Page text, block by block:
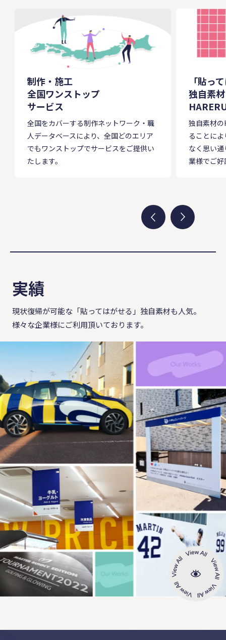
制作・施工
全国ワンストップ
サービス
全国をカバーする制作ネットワーク・職
人データベースにより、全国どのエリア
でもワンストップでサービスをご提供い
たします。
「貼っ
独自素材
独自素材の
ることに
なく思い
業様でご
実績
現状復帰が可能な「貼ってはがせる」独自素材も⼈気。
様々な企業様にご利⽤頂いております。